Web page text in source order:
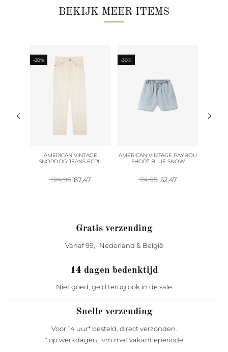
BEKIJK MEER ITEMS
-30%
AMERICAN VINTAGE
SNOPDOG JEANS ECRU
124,95 Oorspronkelijke
prijs
87,47
-30%
AMERICAN VINTAGE PAYBOU
SHORT BLUE SNOW
74,95 Oorspronkelijke
prijs
52,47
Gratis verzending
Vanaf 99,- Nederland & België
14 dagen bedenktijd
Niet goed, geld terug ook in de sale
Snelle verzending
Voor 14 uur* besteld, direct verzonden.
* op werkdagen, ivm met vakantieperiode